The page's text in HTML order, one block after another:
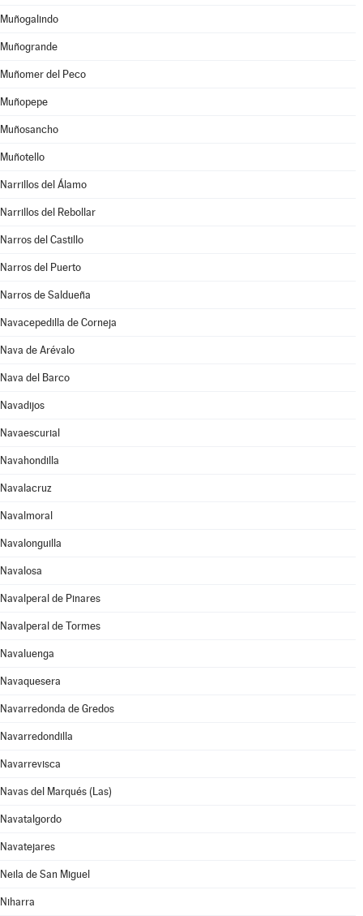
Muñogalindo
Muñogrande
Muñomer del Peco
Muñopepe
Muñosancho
Muñotello
Narrillos del Álamo
Narrillos del Rebollar
Narros del Castillo
Narros del Puerto
Narros de Saldueña
Navacepedilla de Corneja
Nava de Arévalo
Nava del Barco
Navadijos
Navaescurial
Navahondilla
Navalacruz
Navalmoral
Navalonguilla
Navalosa
Navalperal de Pinares
Navalperal de Tormes
Navaluenga
Navaquesera
Navarredonda de Gredos
Navarredondilla
Navarrevisca
Navas del Marqués (Las)
Navatalgordo
Navatejares
Neila de San Miguel
Niharra